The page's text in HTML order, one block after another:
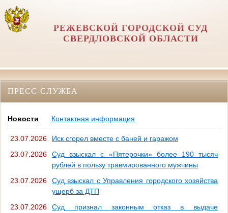
РЕЖЕВСКОЙ ГОРОДСКОЙ СУД
СВЕРДЛОВСКОЙ ОБЛАСТИ
ПРЕСС-СЛУЖБА
Новости Контактная информация
23.07.2026
Иск сгорел вместе с баней и гаражом
23.07.2026
Суд взыскал с «Пятерочки» более 190 тысяч
рублей в пользу травмированного мужчины
23.07.2026
Суд взыскал с Управления городского хозяйства
ущерб за ДТП
23.07.2026
Суд признал законным отказ в выдаче